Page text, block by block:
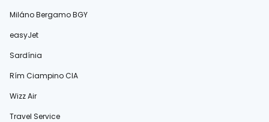
Miláno Bergamo BGY
easyJet
Sardínia
Rím Ciampino CIA
Wizz Air
Travel Service